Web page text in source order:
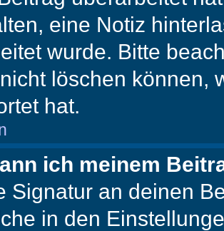
eine Notiz
wurde. Bitte
löschen können,
hat.
ich meinem
Signatur an deinen
in den